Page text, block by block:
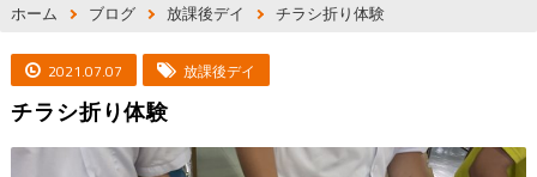
ホーム ブログ 放課後デイ チラシ折り体験
2021.07.07 放課後デイ
チラシ折り体験